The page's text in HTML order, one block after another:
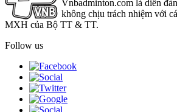
Vnbadminton.com là diễn
không chịu trách nhiệm với
MXH của Bộ TT & TT.
Follow us